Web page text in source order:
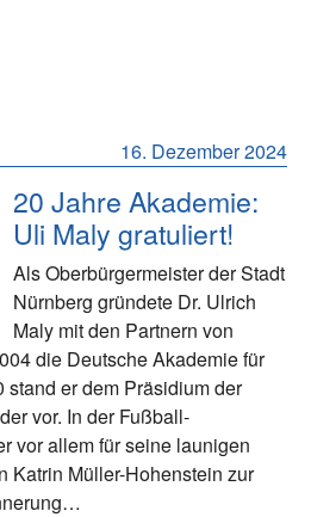
16. Dezember 2024
20 Jahre Akademie:
Uli Maly gratuliert!
Als Oberbürgermeister der Stadt
Nürnberg gründete Dr. Ulrich
Maly mit den Partnern von
die Deutsche Akademie für
er dem Präsidium der
vor. In der Fußball-
vor allem für seine launigen
Katrin Müller-Hohenstein zur